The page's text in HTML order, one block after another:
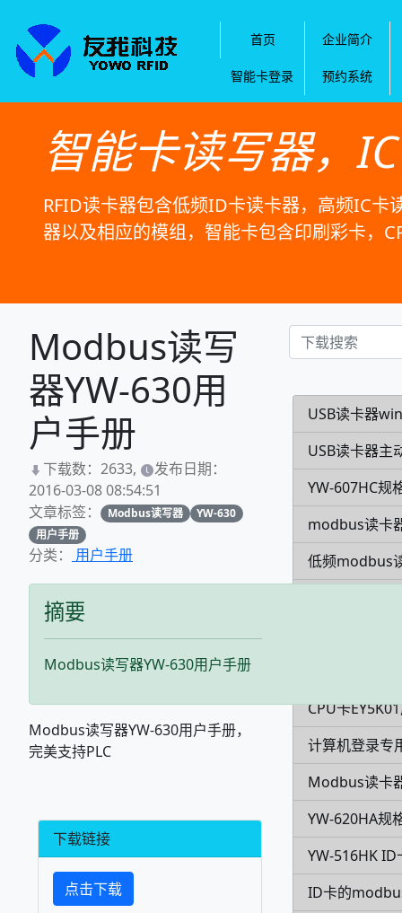
首页 企业简介
智能卡登录 预约系统
智能卡读写器，
RFID读卡器包含低频ID卡读卡器，高频IC卡
器以及相应的模组，智能卡包含印刷彩卡，
USB读卡器
USB读卡器主
YW-607HC规
modbus读卡
低频modbus
CPU卡
计算机登录专
Modbus读卡
YW-620HA规
YW-516HK
ID卡的
Modbus读写
器YW-630用
户手册
下载数：2633,
发布日期：
2016-03-08 08:54:51
文章标签：
Modbus读写器
YW-630
用户手册
分类： 用户手册
摘要
Modbus读写器YW-630用户手册
Modbus读写器YW-630用户手册，
完美支持PLC
下载链接
点击下载